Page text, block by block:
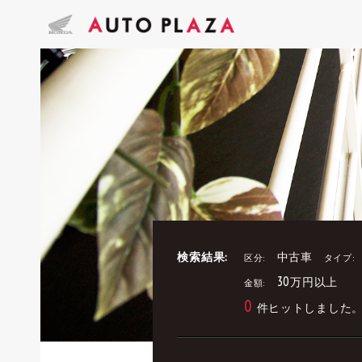
検索結果: 区分: 中古車 タイプ:
金額: 30万円以上
0 件ヒットしました。